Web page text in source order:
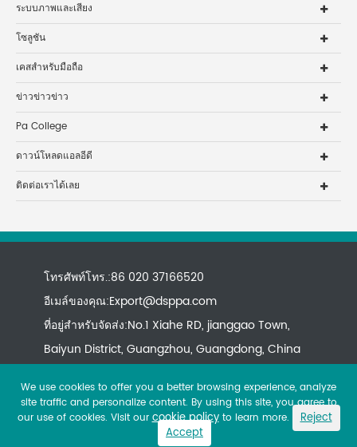
ระบบภาพและเสียง
โซลูชัน
เคสสำหรับมือถือ
ข่าวข่าวข่าว
Pa College
ดาวน์โหลดแอลอีดี
ติดต่อเราได้เลย
โทรศัพท์โทร.:86 020 37166520
อีเมล์ของคุณ:Export@dsppa.com
ที่อยู่สำหรับจัดส่ง:No.1 Xiahe RD, jianggao Town,
Baiyun District, Guangzhou, Guangdong, China
We use cookies to offer you a better browsing experience, analyze
site traffic and personalize content. By using this site, you agree to
our use of cookies. Visit ourcookie policyto learn more.
Reject
Accept